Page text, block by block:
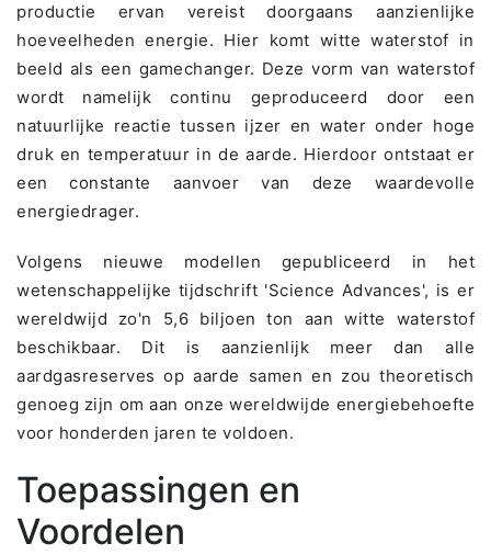
productie ervan vereist doorgaans aanzienlijke
hoeveelheden energie. Hier komt witte waterstof in
beeld als een gamechanger. Deze vorm van waterstof
wordt namelijk continu geproduceerd door een
natuurlijke reactie tussen ijzer en water onder hoge
druk en temperatuur in de aarde. Hierdoor ontstaat er
een constante aanvoer van deze waardevolle
energiedrager.
Volgens nieuwe modellen gepubliceerd in het
wetenschappelijke tijdschrift 'Science Advances', is er
wereldwijd zo'n 5,6 biljoen ton aan witte waterstof
beschikbaar. Dit is aanzienlijk meer dan alle
aardgasreserves op aarde samen en zou theoretisch
genoeg zijn om aan onze wereldwijde energiebehoefte
voor honderden jaren te voldoen.
Toepassingen en
Voordelen